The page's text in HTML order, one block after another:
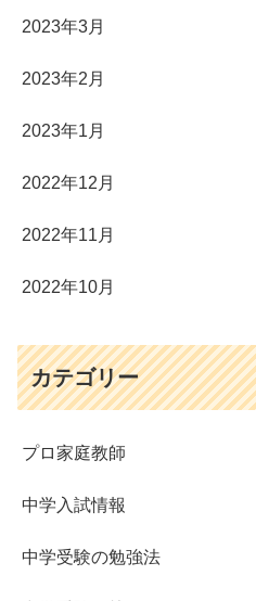
2023年3月
2023年2月
2023年1月
2022年12月
2022年11月
2022年10月
カテゴリー
プロ家庭教師
中学入試情報
中学受験の勉強法